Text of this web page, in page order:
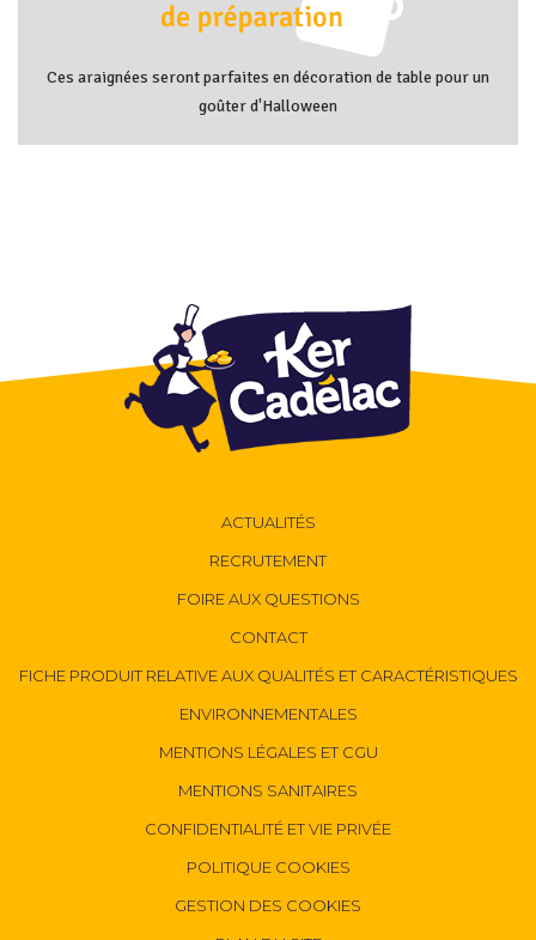
Ces araignées seront parfaites en décoration de table pour un
goûter d'Halloween
ACTUALITÉS
RECRUTEMENT
FOIRE AUX QUESTIONS
CONTACT
FICHE PRODUIT RELATIVE AUX QUALITÉS ET CARACTÉRISTIQUES
ENVIRONNEMENTALES
MENTIONS LÉGALES ET CGU
MENTIONS SANITAIRES
CONFIDENTIALITÉ ET VIE PRIVÉE
POLITIQUE COOKIES
GESTION DES COOKIES